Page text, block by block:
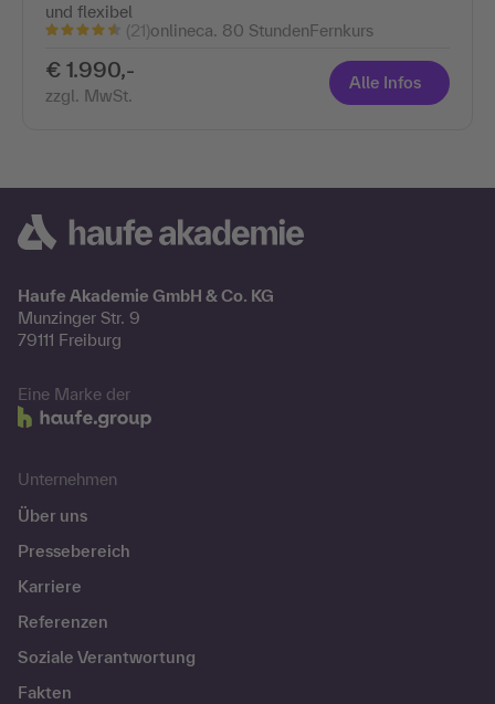
und flexibel
(21)onlineca. 80 StundenFernkurs
€ 1.990,-
zzgl. MwSt.
Alle Infos
Haufe Akademie GmbH & Co. KG
Munzinger Str. 9
79111 Freiburg
Eine Marke der
Unternehmen
Über uns
Pressebereich
Karriere
Referenzen
Soziale Verantwortung
Fakten